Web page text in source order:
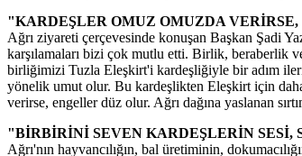
"KARDEŞLER OMUZ OMUZDA
Ağrı ziyareti çerçevesinde konuşan Başkan Şadi
karşılamaları bizi çok mutlu etti. Birlik, beraberlik
birliğimizi Tuzla Eleşkirt'i kardeşliğiyle bir adım
yönelik umut olur. Bu kardeşlikten Eleşkirt için
verirse, engeller düz olur. Ağrı dağına yaslanan
"BİRBİRİNİ SEVEN KARDEŞLERİN SESİ,
Ağrı'nın hayvancılığın, bal üretiminin,